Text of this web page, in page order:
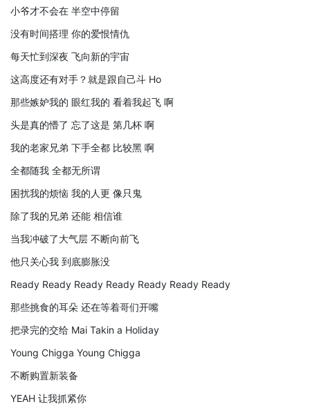
小爷才不会在 半空中停留
没有时间搭理 你的爱恨情仇
每天忙到深夜 飞向新的宇宙
这高度还有对手？就是跟自己斗 Ho
那些嫉妒我的 眼红我的 看着我起飞 啊
头是真的懵了 忘了这是 第几杯 啊
我的老家兄弟 下手全都 比较黑 啊
全都随我 全都无所谓
困扰我的烦恼 我的人更 像只鬼
除了我的兄弟 还能 相信谁
当我冲破了大气层 不断向前飞
他只关心我 到底膨胀没
Ready Ready Ready Ready Ready Ready Ready
那些挑食的耳朵 还在等着哥们开嘴
把录完的交给 Mai Takin a Holiday
Young Chigga Young Chigga
不断购置新装备
YEAH 让我抓紧你